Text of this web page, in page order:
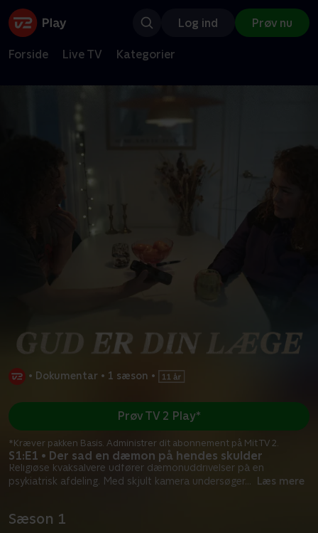
Log ind Prøv nu
Forside Live TV Kategorier
• Dokumentar • 1 sæson •
S1:E1 • Der sad en dæmon på hendes skulder
Religiøse kvaksalvere udfører dæmonuddrivelser på en
psykiatrisk afdeling. Med skjult kamera undersøger... Læs mere
Prøv TV 2 Play*
*Kræver pakken Basis. Administrer dit abonnement på Mit TV 2.
Sæson 1